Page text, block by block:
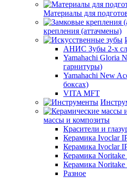
Материалы для
крепления (аттачмены)
АНИС Зубы 2-х
Yamahachi Gloria
гарнитуры)
Yamahachi New
боксах)
VITA MFT
массы и композиты
Красители и
Керамика Ivoclar
Керамика Ivoclar
Керамика Noritake
Керамика
Разное